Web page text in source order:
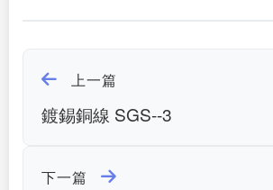
上一篇
鍍錫銅線 SGS--3
下一篇